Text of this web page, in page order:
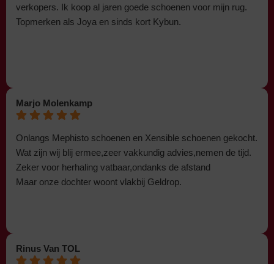
verkopers. Ik koop al jaren goede schoenen voor mijn rug.
Topmerken als Joya en sinds kort Kybun.
Marjo Molenkamp
Onlangs Mephisto schoenen en Xensible schoenen gekocht.
Wat zijn wij blij ermee,zeer vakkundig advies,nemen de tijd.
Zeker voor herhaling vatbaar,ondanks de afstand
Maar onze dochter woont vlakbij Geldrop.
Rinus Van TOL